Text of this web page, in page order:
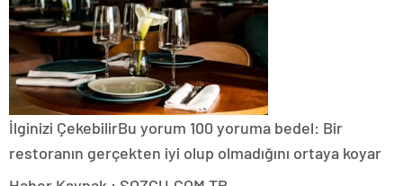
İlginizi ÇekebilirBu yorum 100 yoruma bedel: Bir
restoranın gerçekten iyi olup olmadığını ortaya koyar